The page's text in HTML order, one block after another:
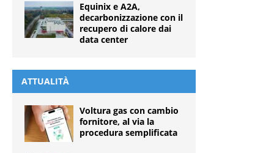
Equinix e A2A,
decarbonizzazione con il
recupero di calore dai
data center
ATTUALITÀ
Voltura gas con cambio
fornitore, al via la
procedura semplificata